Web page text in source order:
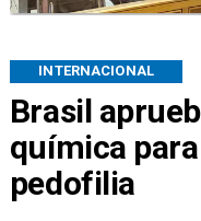
Brasil
química
pedofilia
INTERNACIONAL